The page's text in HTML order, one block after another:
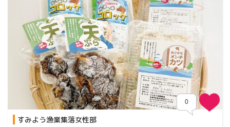
0
すみよう漁業集落女性部